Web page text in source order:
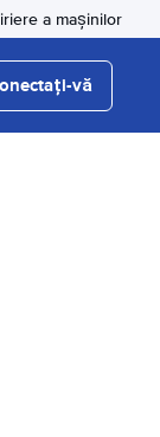
a mașinilor
vă